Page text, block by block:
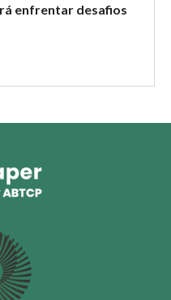
enfrentar desafios